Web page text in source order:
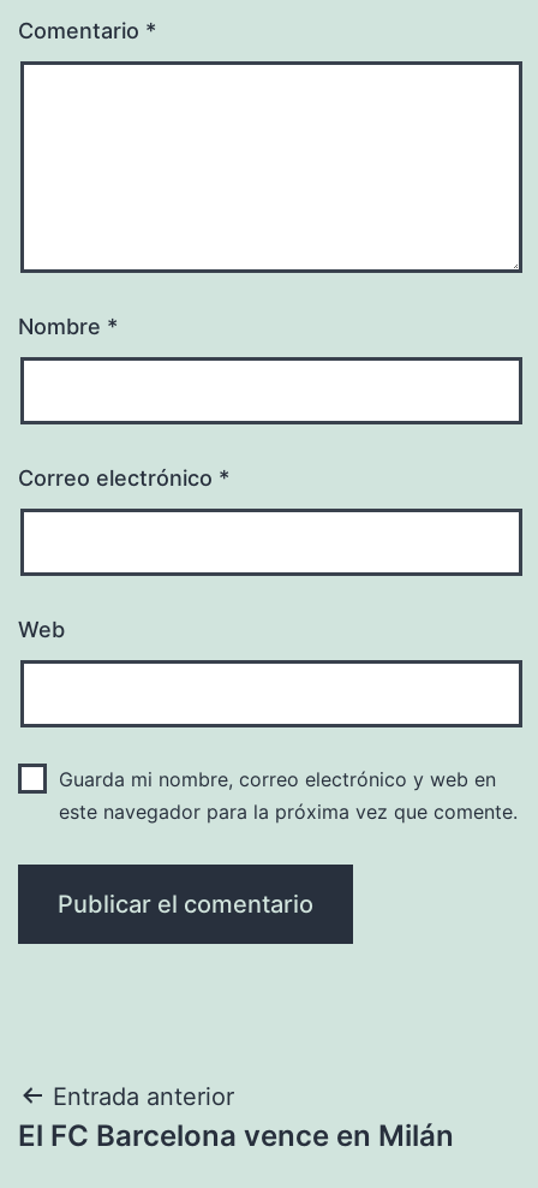
Comentario *
Nombre *
Correo electrónico *
Web
Guarda mi nombre, correo electrónico y web en
este navegador para la próxima vez que comente.
Navegación
de
Entrada anterior
El FC Barcelona vence en Milán